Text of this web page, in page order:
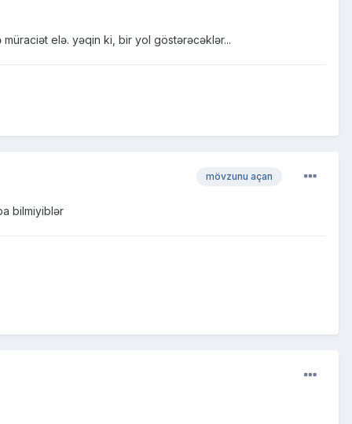
müraciət elə. yəqin ki, bir yol göstərəcəklər...
mövzunu açan
bilmiyiblər